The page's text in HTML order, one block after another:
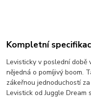
Kompletní
Levisticky v poslední době
nějedná o pomíjivý boom.
zákeřnou jednoduchostí
Levistick od Juggle Dream